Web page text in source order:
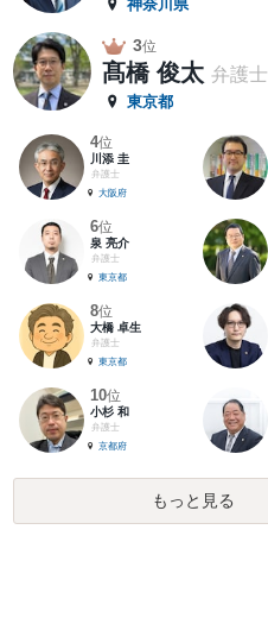
神奈川県
3位
髙橋 俊太 弁護士
東京都
4位
川添 圭
弁護士
大阪府
6位
泉 亮介
弁護士
東京都
8位
大橋 卓生
弁護士
東京都
10位
小杉 和
弁護士
京都府
もっと見る